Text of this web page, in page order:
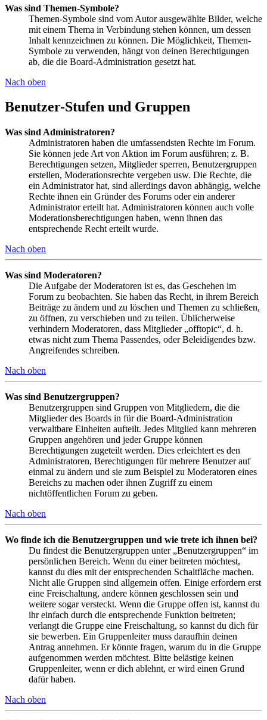
Was sind Themen-Symbole?
Themen-Symbole sind vom Autor ausgewählte Bilder, welche
mit einem Thema in Verbindung stehen können, um dessen
Inhalt kennzeichnen zu können. Die Möglichkeit, Themen-
Symbole zu verwenden, hängt von deinen Berechtigungen
ab, die die Board-Administration gesetzt hat.
Nach oben
Benutzer-Stufen und Gruppen
Was sind Administratoren?
Administratoren haben die umfassendsten Rechte im Forum.
Sie können jede Art von Aktion im Forum ausführen; z. B.
Berechtigungen setzen, Mitglieder sperren, Benutzergruppen
erstellen, Moderationsrechte vergeben usw. Die Rechte, die
ein Administrator hat, sind allerdings davon abhängig, welche
Rechte ihnen ein Gründer des Forums oder ein anderer
Administrator erteilt hat. Administratoren können auch volle
Moderationsberechtigungen haben, wenn ihnen das
entsprechende Recht erteilt wurde.
Nach oben
Was sind Moderatoren?
Die Aufgabe der Moderatoren ist es, das Geschehen im
Forum zu beobachten. Sie haben das Recht, in ihrem Bereich
Beiträge zu ändern und zu löschen und Themen zu schließen,
zu öffnen, zu verschieben und zu teilen. Üblicherweise
verhindern Moderatoren, dass Mitglieder „offtopic“, d. h.
etwas nicht zum Thema Passendes, oder Beleidigendes bzw.
Angreifendes schreiben.
Nach oben
Was sind Benutzergruppen?
Benutzergruppen sind Gruppen von Mitgliedern, die die
Mitglieder des Boards in für die Board-Administration
verwaltbare Einheiten aufteilt. Jedes Mitglied kann mehreren
Gruppen angehören und jeder Gruppe können
Berechtigungen zugeteilt werden. Dies erleichtert es den
Administratoren, Berechtigungen für mehrere Benutzer auf
einmal zu ändern und sie zum Beispiel zu Moderatoren eines
Bereichs zu machen oder ihnen Zugriff zu einem
nichtöffentlichen Forum zu geben.
Nach oben
Wo finde ich die Benutzergruppen und wie trete ich ihnen bei?
Du findest die Benutzergruppen unter „Benutzergruppen“ im
persönlichen Bereich. Wenn du einer beitreten möchtest,
kannst du dies mit der entsprechenden Schaltfläche machen.
Nicht alle Gruppen sind allgemein offen. Einige erfordern erst
eine Freischaltung, andere können geschlossen sein und
weitere sogar versteckt. Wenn die Gruppe offen ist, kannst du
ihr einfach durch die entsprechende Funktion beitreten;
verlangt die Gruppe eine Freischaltung, so kannst du dich für
sie bewerben. Ein Gruppenleiter muss daraufhin deinen
Antrag annehmen. Er könnte fragen, warum du in die Gruppe
aufgenommen werden möchtest. Bitte belästige keinen
Gruppenleiter, wenn er dich ablehnt, er wird einen Grund
dafür haben.
Nach oben